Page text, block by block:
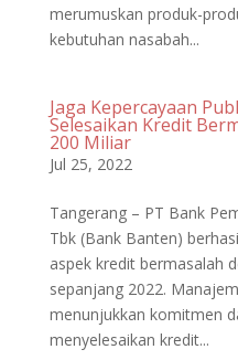
merumuskan produk-
kebutuhan nasabah...
Jaga Kepercayaan
Selesaikan Kredit
200 Miliar
Jul 25, 2022
Tangerang – PT Bank
Tbk (Bank Banten)
aspek kredit bermasalah
sepanjang 2022.
menunjukkan komitmen
menyelesaikan kredit...